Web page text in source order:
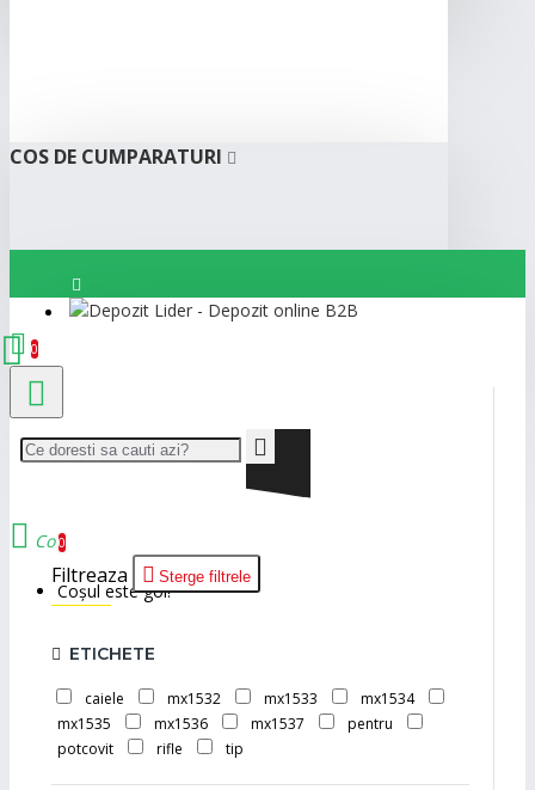
COS DE CUMPARATURI
Autentificare
0
Cos0
Coșul este gol!
Filtreaza Sterge filtrele
ETICHETE
caiele mx1532 mx1533
mx1534
mx1535
mx1536 mx1537
pentru
potcovit
rifle tip